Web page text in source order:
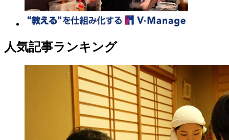
人気記事ランキング